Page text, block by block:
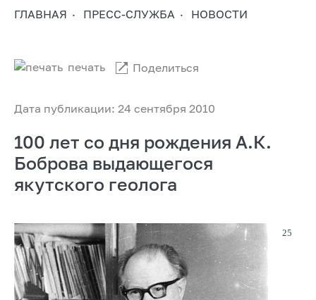
ГЛАВНАЯ ПРЕСС-СЛУЖБА НОВОСТИ
Дата публикации: 24 сентября 2010
печать Поделиться
100 лет со дня рождения А.К.
Боброва выдающегося
якутского геолога
25